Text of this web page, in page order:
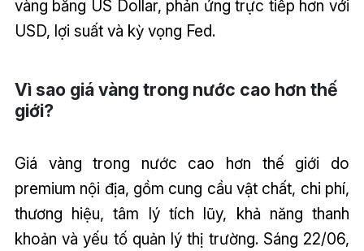
vàng bằng US Dollar, phản ứng trực tiếp hơn với
USD, lợi suất và kỳ vọng Fed.
Vì sao giá vàng trong nước cao hơn thế
giới?
Giá vàng trong nước cao hơn thế giới do
premium nội địa, gồm cung cầu vật chất, chi phí,
thương hiệu, tâm lý tích lũy, khả năng thanh
khoản và yếu tố quản lý thị trường. Sáng 22/06,